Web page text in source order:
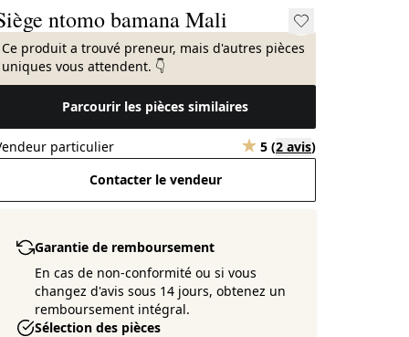
ntomo bamana Mali
Ce produit a trouvé preneur, mais d'autres pièces
uniques vous attendent. 👇
Parcourir les pièces similaires
particulier 5 (2 avis)
Contacter le vendeur
Garantie de remboursement
En cas de non-conformité ou si vous
changez d'avis sous 14 jours, obtenez un
remboursement intégral.
Sélection des pièces